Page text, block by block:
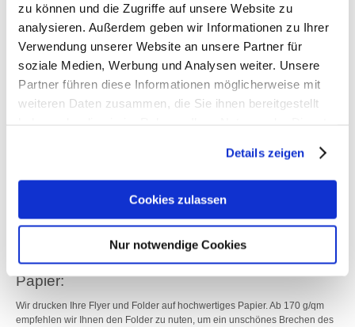
zu können und die Zugriffe auf unsere Website zu
analysieren. Außerdem geben wir Informationen zu Ihrer
Verwendung unserer Website an unsere Partner für
soziale Medien, Werbung und Analysen weiter. Unsere
Partner führen diese Informationen möglicherweise mit
weiteren Daten zusammen, die Sie ihnen bereitgestellt
Details zeigen
Cookies zulassen
Nur notwendige Cookies
Folder und Flyer im Digitaldruck drucken
lassen? Dann sind Sie bei uns genau richtig. Wir drucken auch wenige
Stückzahlen − bereits ab 1 Stück − im professionellen Digitaldruck.
Endformat:
Drucksache handelt. Gerne drucken wir unter „eigene Formate“ auch Ihre
individuelle Vorlage bis maximal 31 x 44 cm. Flyer oder Folder? Folder
Seitenzahl und Farbigkeit:
Die Seitenanzahl variiert je nach Format von ein bis sechs Seiten. Wählen
Sie zwischen einseitigem (4/0-farbig) und beidseitigem (4/4-farbig)
Papier:
Wir drucken Ihre Flyer und Folder auf hochwertiges Papier. Ab 170 g/qm
empfehlen wir Ihnen den Folder zu nuten, um ein unschönes Brechen des